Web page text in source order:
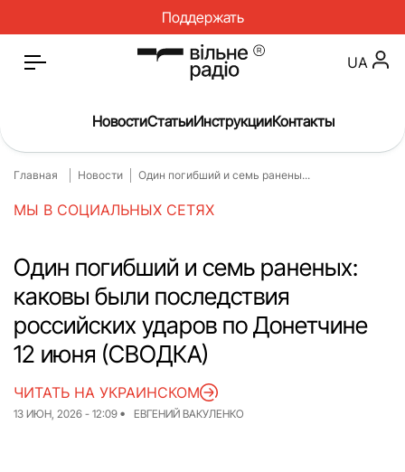
Поддержать
Главная
Новости
О нас
Инструкции
Спорт
Интервью
Досье
Репортаж
Блог
Спецпроекты
Архив проектов
UA
НовостиСтатьиИнструкцииКонтакты
Главная Новости Один погибший и семь ранены...
МЫ В СОЦИАЛЬНЫХ СЕТЯХ
Один погибший и семь раненых:
каковы были последствия
российских ударов по Донетчине
12 июня (СВОДКА)
13 ИЮН, 2026 - 12:09 ЕВГЕНИЙ ВАКУЛЕНКО
ЧИТАТЬ НА УКРАИНСКОМ